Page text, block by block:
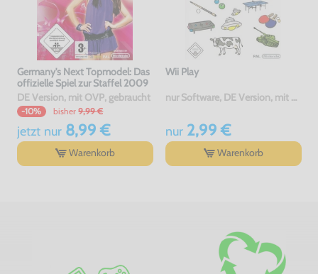
Germany's Next Topmodel: Das
offizielle Spiel zur Staffel 2009
DE Version, mit OVP, gebraucht
-10% bisher 9,99 €
jetzt nur8,99 €
Warenkorb
Wii Play
nur Software, DE Version, mit OVP, gebraucht
nur2,99 €
Warenkorb